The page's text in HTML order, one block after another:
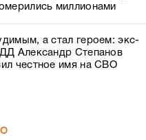
миллионами
а стал героем: экс-
Александр Степанов
честное имя на СВО